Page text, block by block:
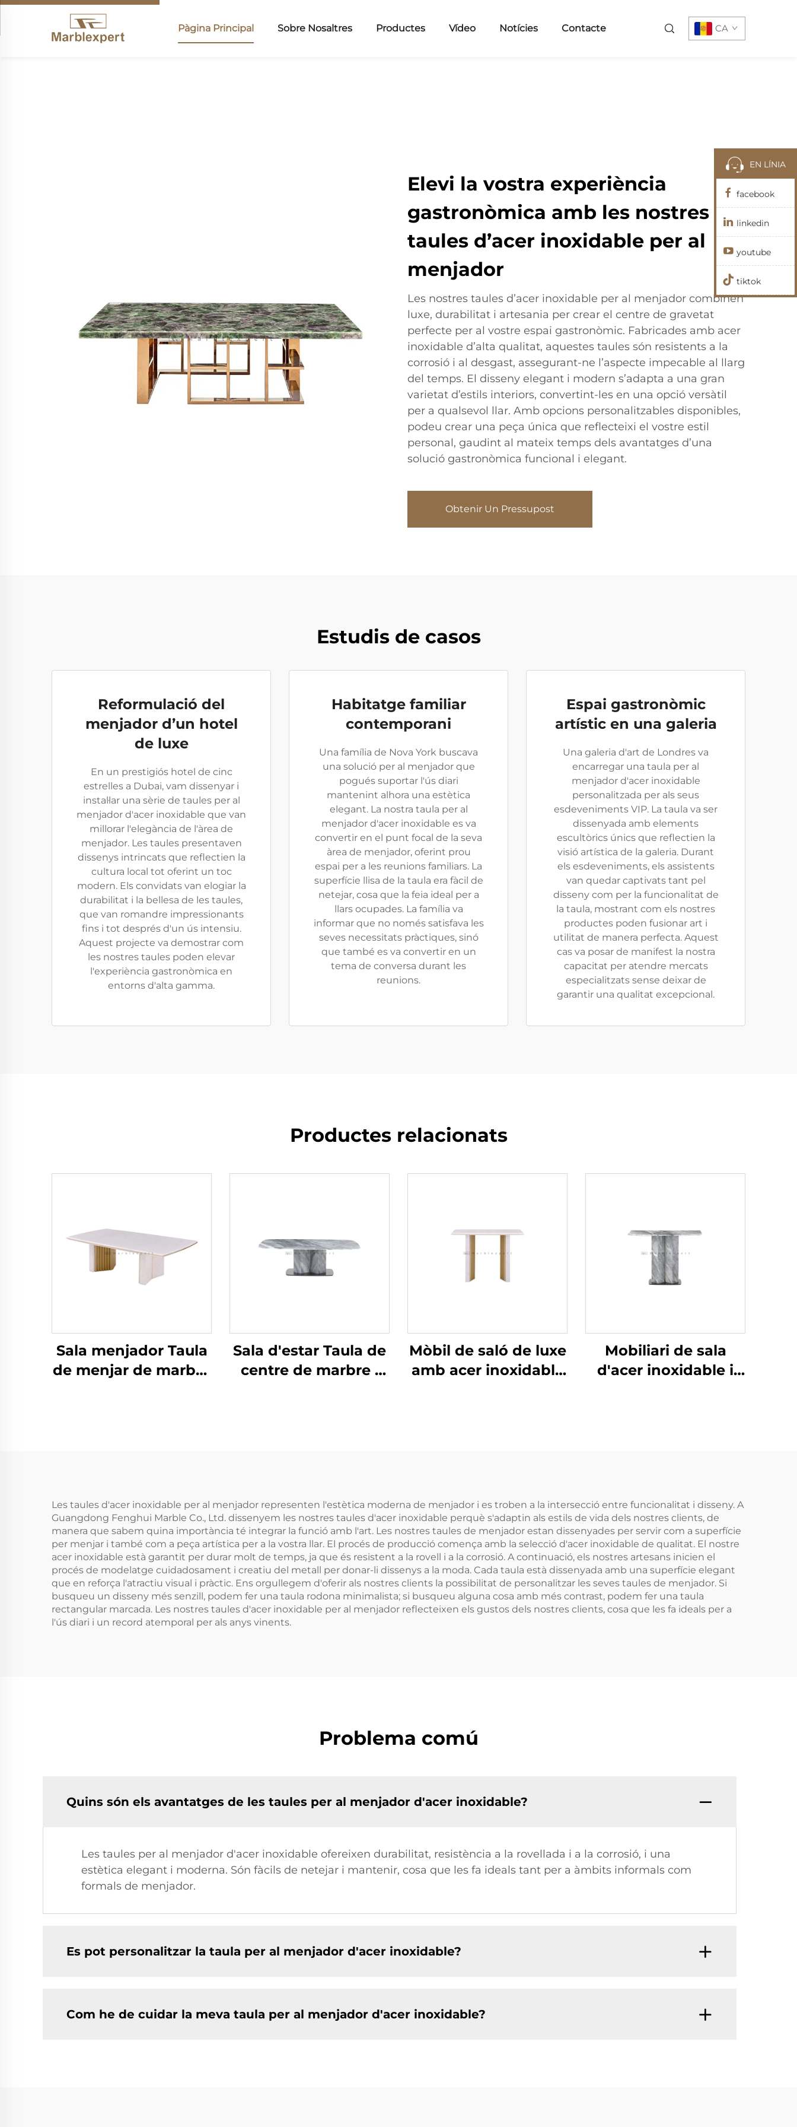
Pàgina Principal Sobre Nosaltres Productes Vídeo Notícies Contacte CA
Elevi la vostra experiència
gastronòmica amb les nostres
taules d’acer inoxidable per al
menjador
Les nostres taules d’acer inoxidable per al menjador combinen
luxe, durabilitat i artesania per crear el centre de gravetat
perfecte per al vostre espai gastronòmic. Fabricades amb acer
inoxidable d’alta qualitat, aquestes taules són resistents a la
corrosió i al desgast, assegurant-ne l’aspecte impecable al llarg
del temps. El disseny elegant i modern s’adapta a una gran
varietat d’estils interiors, convertint-les en una opció versàtil
per a qualsevol llar. Amb opcions personalitzables disponibles,
podeu crear una peça única que reflecteixi el vostre estil
personal, gaudint al mateix temps dels avantatges d’una
solució gastronòmica funcional i elegant.
Obtenir Un Pressupost
Estudis de casos
Reformulació del
menjador d’un hotel
de luxe
En un prestigiós hotel de cinc
estrelles a Dubai, vam dissenyar i
instal·lar una sèrie de taules per al
menjador d'acer inoxidable que van
millorar l'elegància de l'àrea de
menjador. Les taules presentaven
dissenys intrincats que reflectien la
cultura local tot oferint un toc
modern. Els convidats van elogiar la
durabilitat i la bellesa de les taules,
que van romandre impressionants
fins i tot després d'un ús intensiu.
Aquest projecte va demostrar com
les nostres taules poden elevar
l'experiència gastronòmica en
entorns d'alta gamma.
Habitatge familiar
contemporani
Una família de Nova York buscava
una solució per al menjador que
pogués suportar l'ús diari
mantenint alhora una estètica
elegant. La nostra taula per al
menjador d'acer inoxidable es va
convertir en el punt focal de la seva
àrea de menjador, oferint prou
espai per a les reunions familiars. La
superfície llisa de la taula era fàcil de
netejar, cosa que la feia ideal per a
llars ocupades. La família va
informar que no només satisfava les
seves necessitats pràctiques, sinó
que també es va convertir en un
tema de conversa durant les
reunions.
Espai gastronòmic
artístic en una galeria
Una galeria d'art de Londres va
encarregar una taula per al
menjador d'acer inoxidable
personalitzada per als seus
esdeveniments VIP. La taula va ser
dissenyada amb elements
escultòrics únics que reflectien la
visió artística de la galeria. Durant
els esdeveniments, els assistents
van quedar captivats tant pel
disseny com per la funcionalitat de
la taula, mostrant com els nostres
productes poden fusionar art i
utilitat de manera perfecta. Aquest
cas va posar de manifest la nostra
capacitat per atendre mercats
especialitzats sense deixar de
garantir una qualitat excepcional.
Productes relacionats
Sala menjador Taula
de menjar de marbre
Sala d'estar Taula de
centre de marbre i
Mòbil de saló de luxe
amb acer inoxidable
Mobiliari de sala
d'acer inoxidable i
Les taules d'acer inoxidable per al menjador representen l'estètica moderna de menjador i es troben a la intersecció entre funcionalitat i disseny. A
Guangdong Fenghui Marble Co., Ltd. dissenyem les nostres taules d'acer inoxidable perquè s'adaptin als estils de vida dels nostres clients, de
manera que sabem quina importància té integrar la funció amb l'art. Les nostres taules de menjador estan dissenyades per servir com a superfície
per menjar i també com a peça artística per a la vostra llar. El procés de producció comença amb la selecció d'acer inoxidable de qualitat. El nostre
acer inoxidable està garantit per durar molt de temps, ja que és resistent a la rovell i a la corrosió. A continuació, els nostres artesans inicien el
procés de modelatge cuidadosament i creatiu del metall per donar-li dissenys a la moda. Cada taula està dissenyada amb una superfície elegant
que en reforça l'atractiu visual i pràctic. Ens orgullegem d'oferir als nostres clients la possibilitat de personalitzar les seves taules de menjador. Si
busqueu un disseny més senzill, podem fer una taula rodona minimalista; si busqueu alguna cosa amb més contrast, podem fer una taula
rectangular marcada. Les nostres taules d'acer inoxidable per al menjador reflecteixen els gustos dels nostres clients, cosa que les fa ideals per a
l'ús diari i un record atemporal per als anys vinents.
Problema comú
Quins són els avantatges de les taules per al menjador d'acer inoxidable?
Les taules per al menjador d'acer inoxidable ofereixen durabilitat, resistència a la rovellada i a la corrosió, i una
estètica elegant i moderna. Són fàcils de netejar i mantenir, cosa que les fa ideals tant per a àmbits informals com
formals de menjador.
Es pot personalitzar la taula per al menjador d'acer inoxidable?
Com he de cuidar la meva taula per al menjador d'acer inoxidable?
EN LÍNIA
facebook
linkedin
youtube
tiktok